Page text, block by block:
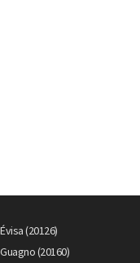
(20126)
(20160)